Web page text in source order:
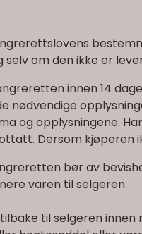
om den ikke er
innen 14
og opplysningene.
Dersom
bør av
varen til selgeren.
til selgeren